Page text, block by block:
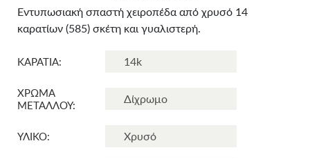
Εντυπωσιακή σπαστή χειροπέδα από χρυσό 14
καρατίων (585) σκέτη και γυαλιστερή.
ΚΑΡΑΤΙΑ:
ΧΡΩΜΑ
ΜΕΤΑΛΛΟΥ:
ΥΛΙΚΟ: